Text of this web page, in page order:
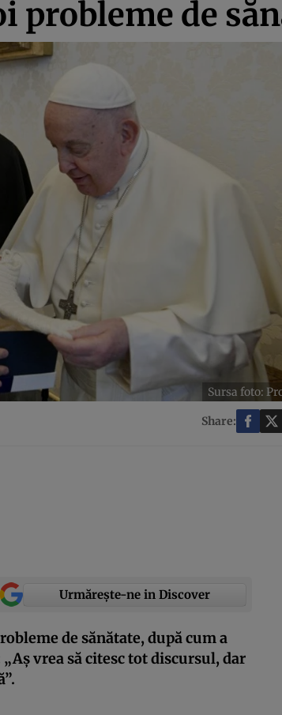
probleme de
Sursa foto:
Share:
Urmărește-ne in Discover
de sănătate, după cum a
vrea să citesc tot discursul, dar